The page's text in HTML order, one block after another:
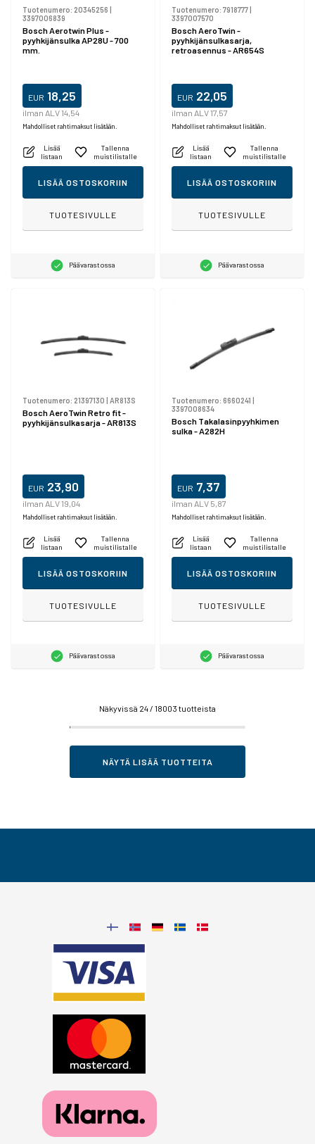
Tuotenumero: 20345256 |
3397006839
Bosch Aerotwin Plus -
pyyhkijänsulka AP28U - 700
mm.
EUR 18,25
ilman ALV 14,54
Mahdolliset rahtimaksut lisätään.
Lisää
listaan
Tallenna
muistilistalle
LISÄÄ OSTOSKORIIN
TUOTESIVULLE
Päävarastossa
Tuotenumero: 7918777|
3397007570
Bosch AeroTwin -
pyyhkijänsulkasarja,
retroasennus - AR654S
EUR 22,05
ilman ALV 17,57
Mahdolliset rahtimaksut lisätään.
Lisää
listaan
Tallenna
muistilistalle
LISÄÄ OSTOSKORIIN
TUOTESIVULLE
Päävarastossa
Tuotenumero: 21397130 | AR813S
Bosch AeroTwin Retro fit -
pyyhkijänsulkasarja - AR813S
EUR 23,90
ilman ALV 19,04
Mahdolliset rahtimaksut lisätään.
Lisää
listaan
Tallenna
muistilistalle
LISÄÄ OSTOSKORIIN
TUOTESIVULLE
Päävarastossa
Tuotenumero: 6660241 |
3397008634
Bosch Takalasinpyyhkimen
sulka - A282H
EUR 7,37
ilman ALV 5,87
Mahdolliset rahtimaksut lisätään.
Lisää
listaan
Tallenna
muistilistalle
LISÄÄ OSTOSKORIIN
TUOTESIVULLE
Päävarastossa
Näkyvissä 24 / 18003 tuotteista
NÄYTÄ LISÄÄ TUOTTEITA